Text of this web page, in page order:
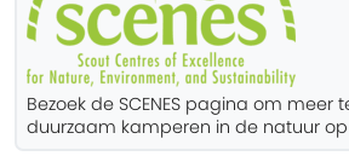
Bezoek de SCENES pagina om meer
duurzaam kamperen in de natuur op